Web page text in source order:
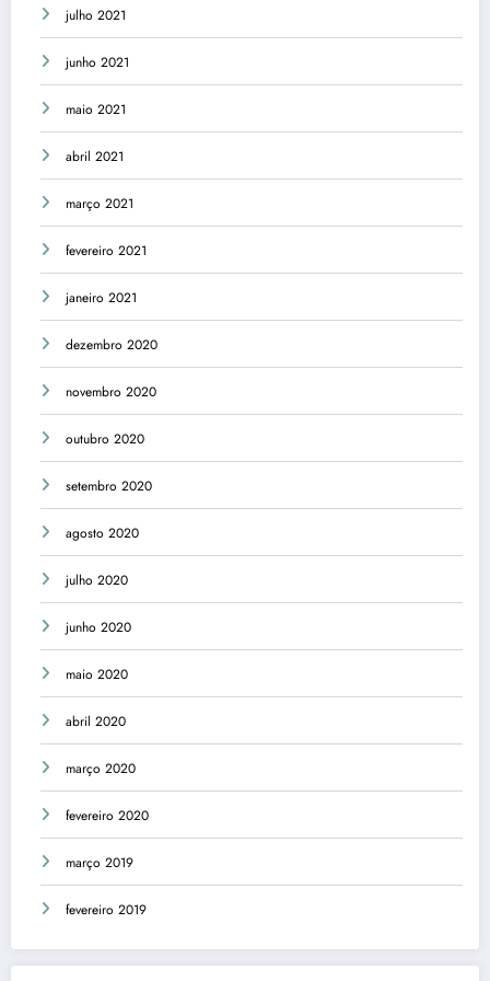
julho 2021
junho 2021
maio 2021
abril 2021
março 2021
fevereiro 2021
janeiro 2021
dezembro 2020
novembro 2020
outubro 2020
setembro 2020
agosto 2020
julho 2020
junho 2020
maio 2020
abril 2020
março 2020
fevereiro 2020
março 2019
fevereiro 2019